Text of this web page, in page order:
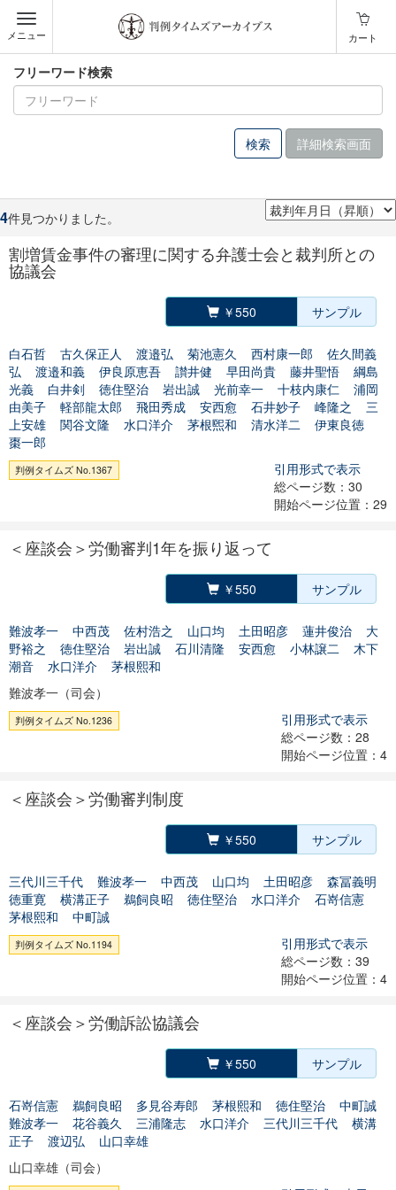
メニュー カート
フリーワード検索
詳細検索画面
4件見つかりました。
割増賃金事件の審理に関する弁護士会と裁判所との
協議会
￥550 サンプル
白石哲 古久保正人 渡邉弘 菊池憲久 西村康一郎
佐久間義
弘
渡邉和義 伊良原恵吾 讃井健 早田尚貴 藤井聖悟
綱島
光義
白井剣 徳住堅治 岩出誠 光前幸一 十枝内康仁
浦岡
由美子
軽部龍太郎 飛田秀成 安西愈 石井妙子 峰隆之
三
上安雄
関谷文隆 水口洋介 茅根煕和 清水洋二
伊東良徳
棗一郎
判例タイムズ No.1367
引用形式で表示
総ページ数：30
開始ページ位置：29
＜座談会＞労働審判1年を振り返って
￥550 サンプル
難波孝一 中西茂 佐村浩之 山口均 土田昭彦 蓮井俊治
大
野裕之
徳住堅治 岩出誠 石川清隆 安西愈 小林譲二
木下
潮音
水口洋介
茅根熙和
難波孝一（司会）
判例タイムズ No.1236
引用形式で表示
総ページ数：28
開始ページ位置：4
＜座談会＞労働審判制度
￥550 サンプル
三代川三千代 難波孝一 中西茂 山口均 土田昭彦
森冨義明
徳重寛
横溝正子 鵜飼良昭 徳住堅治 水口洋介
石嵜信憲
茅根熙和
中町誠
判例タイムズ No.1194
引用形式で表示
総ページ数：39
開始ページ位置：4
＜座談会＞労働訴訟協議会
￥550 サンプル
石嵜信憲 鵜飼良昭 多見谷寿郎 茅根熙和 徳住堅治
中町誠
難波孝一
花谷義久 三浦隆志 水口洋介 三代川三千代
横溝
正子
渡辺弘
山口幸雄
山口幸雄（司会）